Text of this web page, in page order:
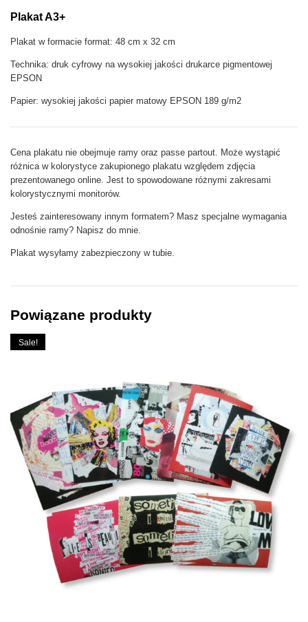
Plakat A3+
Plakat w formacie format: 48 cm x 32 cm
Technika: druk cyfrowy na wysokiej jakości drukarce pigmentowej
EPSON
Papier: wysokiej jakości papier matowy EPSON 189 g/m2
Cena plakatu nie obejmuje ramy oraz passe partout. Może wystąpić
różnica w kolorystyce zakupionego plakatu względem zdjęcia
prezentowanego online. Jest to spowodowane różnymi zakresami
kolorystycznymi monitorów.
Jesteś zainteresowany innym formatem? Masz specjalne wymagania
odnośnie ramy? Napisz do mnie.
Plakat wysyłamy zabezpieczony w tubie.
Powiązane produkty
Sale!